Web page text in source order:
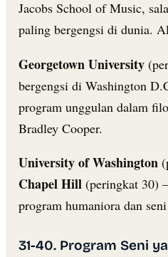
Jacobs School of Music,
paling bergengsi di dunia.
Georgetown University
bergengsi di Washington
program unggulan dalam
Bradley Cooper.
University of Washington
Chapel Hill (peringkat 30)
program humaniora dan
31-40. Program Seni